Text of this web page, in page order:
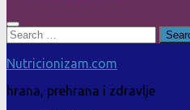
Search
for:
Nutricionizam.com
hrana, prehrana i zdravlje